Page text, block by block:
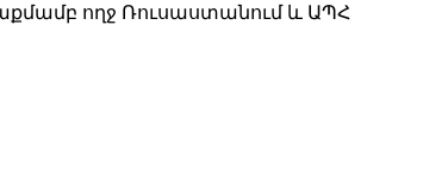
ողջ Ռուսաստանում և ԱՊՀ